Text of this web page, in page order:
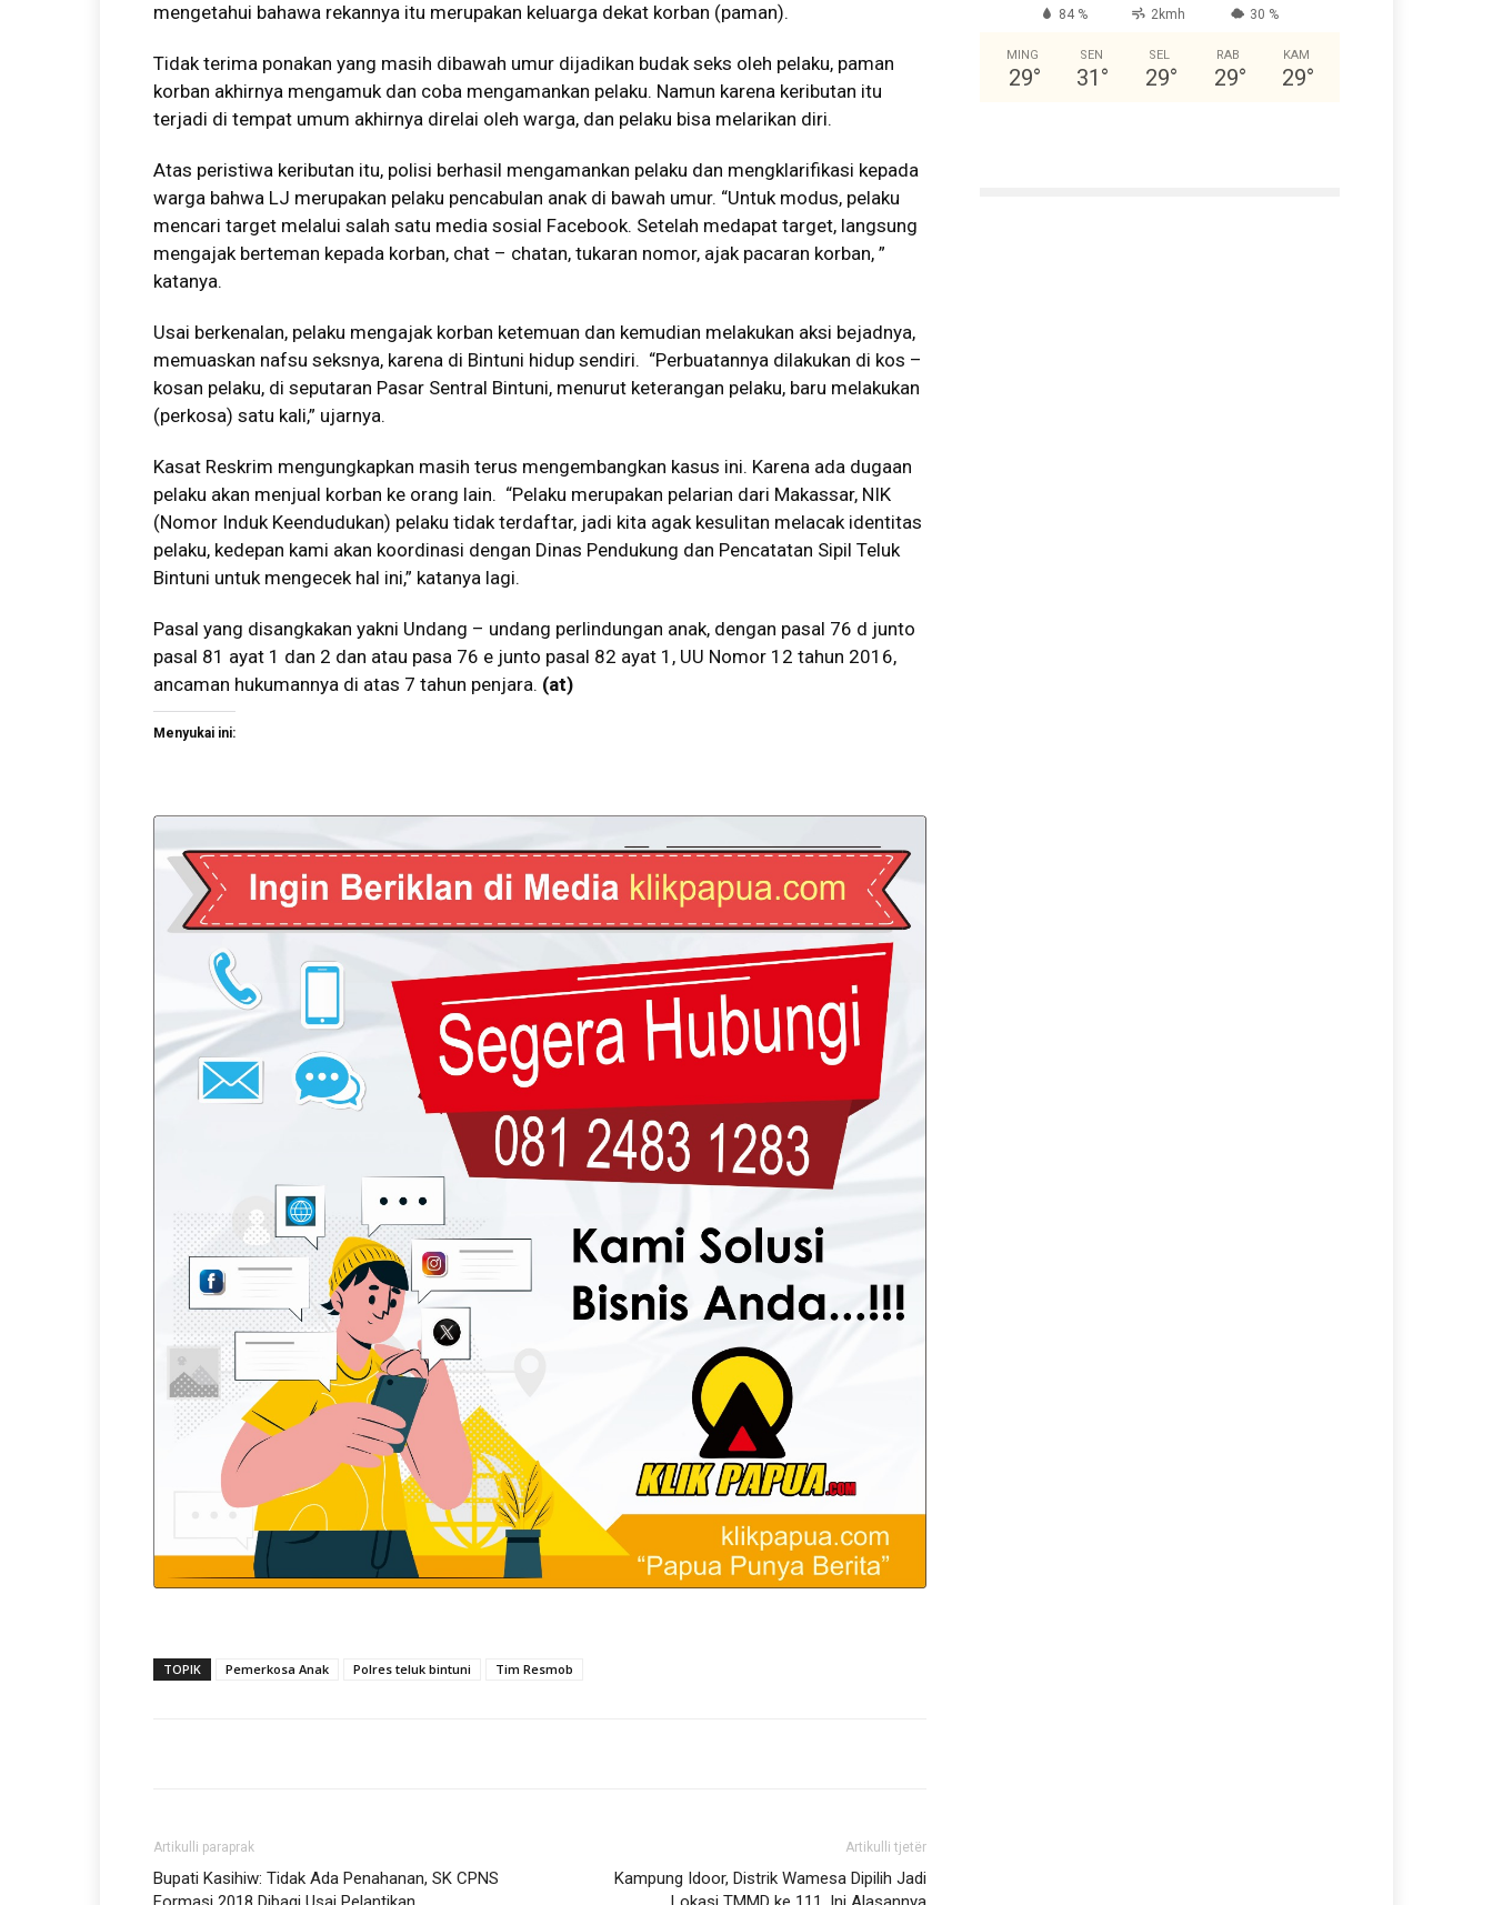
mengetahui bahawa rekannya itu merupakan keluarga dekat korban (paman).
Tidak terima ponakan yang masih dibawah umur dijadikan budak seks oleh pelaku, paman
korban akhirnya mengamuk dan coba mengamankan pelaku. Namun karena keributan itu
terjadi di tempat umum akhirnya direlai oleh warga, dan pelaku bisa melarikan diri.
Atas peristiwa keributan itu, polisi berhasil mengamankan pelaku dan mengklarifikasi kepada
warga bahwa LJ merupakan pelaku pencabulan anak di bawah umur. “Untuk modus, pelaku
mencari target melalui salah satu media sosial Facebook. Setelah medapat target, langsung
mengajak berteman kepada korban, chat – chatan, tukaran nomor, ajak pacaran korban, ”
katanya.
Usai berkenalan, pelaku mengajak korban ketemuan dan kemudian melakukan aksi bejadnya,
memuaskan nafsu seksnya, karena di Bintuni hidup sendiri. “Perbuatannya dilakukan di kos –
kosan pelaku, di seputaran Pasar Sentral Bintuni, menurut keterangan pelaku, baru melakukan
(perkosa) satu kali,” ujarnya.
Kasat Reskrim mengungkapkan masih terus mengembangkan kasus ini. Karena ada dugaan
pelaku akan menjual korban ke orang lain. “Pelaku merupakan pelarian dari Makassar, NIK
(Nomor Induk Keendudukan) pelaku tidak terdaftar, jadi kita agak kesulitan melacak identitas
pelaku, kedepan kami akan koordinasi dengan Dinas Pendukung dan Pencatatan Sipil Teluk
Bintuni untuk mengecek hal ini,” katanya lagi.
Pasal yang disangkakan yakni Undang – undang perlindungan anak, dengan pasal 76 d junto
pasal 81 ayat 1 dan 2 dan atau pasa 76 e junto pasal 82 ayat 1, UU Nomor 12 tahun 2016,
ancaman hukumannya di atas 7 tahun penjara. (at)
Menyukai ini:
TOPIK Pemerkosa Anak Polres teluk bintuni Tim Resmob
Artikulli paraprak
Bupati Kasihiw: Tidak Ada Penahanan, SK CPNS
Artikulli tjetër
Kampung Idoor, Distrik Wamesa Dipilih Jadi
84 % 2kmh 30 %
MING
29°
SEN
31 °
SEL
29°
RAB
29°
KAM
29°